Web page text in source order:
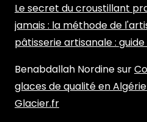
Le secret du croustillant
jamais : la méthode de
pâtisserie artisanale :
Benabdallah Nordinesur
glaces de qualité en
Glacier.fr